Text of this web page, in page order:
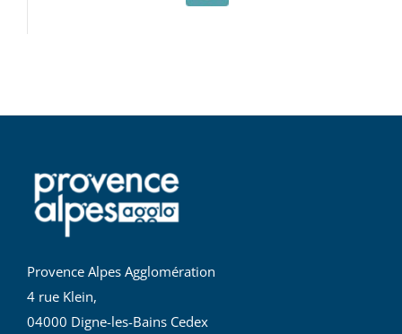
Provence Alpes Agglomération
4 rue Klein,
04000 Digne-les-Bains Cedex